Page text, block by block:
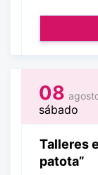
08
sábado
Talleres
patota”